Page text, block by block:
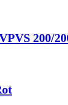
200/